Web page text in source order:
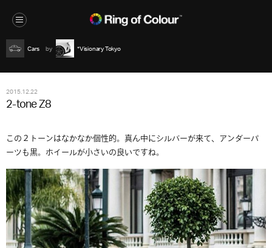
Cars *Visionary Tokyo
2015.12.22
2-tone Z8
この２トーンはなかなか個性的。真ん中にシルバーが来て、アンダーパ
ーツも黒。ホイールが小さいの良いですね。